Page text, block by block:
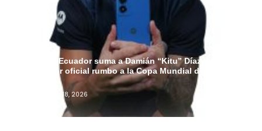
Motorola Ecuador suma a Damián “Kitu” Díaz como
embajador oficial rumbo a la Copa Mundial de la FIFA
Junio 18, 2026